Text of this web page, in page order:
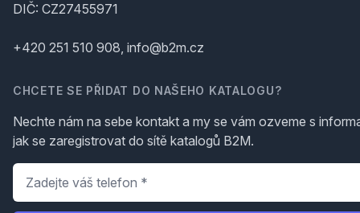
DIČ: CZ27455971
+420 251 510 908, info@b2m.cz
CHCETE SE PŘIDAT DO NAŠEHO KATALOGU?
Nechte nám na sebe kontakt a my se vám ozveme s
jak se zaregistrovat do sítě katalogů B2M.
Telefon